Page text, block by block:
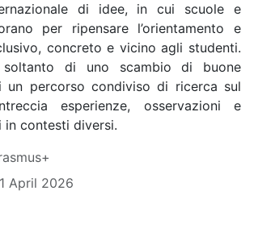
di idee, in cui scuole e
per ripensare l’orientamento e
concreto e vicino agli studenti.
di uno scambio di buone
un percorso condiviso di ricerca sul
esperienze, osservazioni e
in contesti diversi.
April 2026